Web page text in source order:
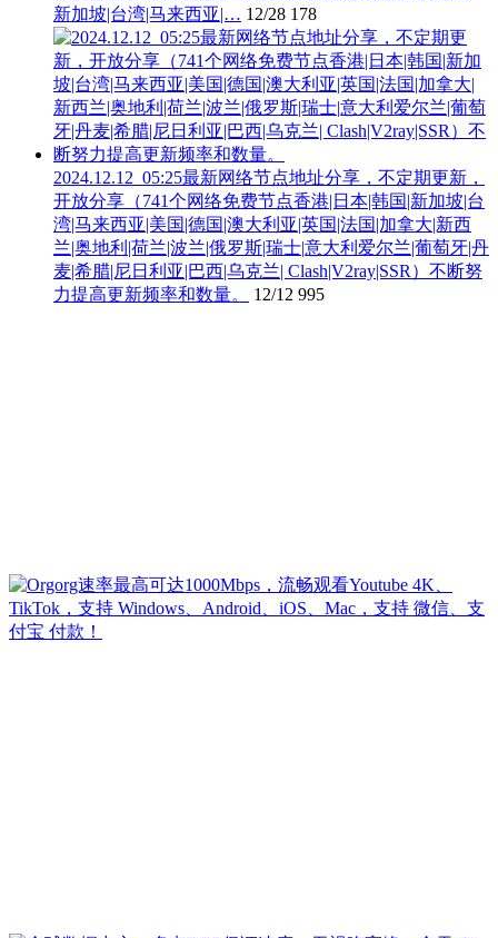
新加坡|台湾|马来西亚|… 12/28 178
2024.12.12_05:25最新网络节点地址分享，不定期更新，
开放分享（741个网络免费节点香港|日本|韩国|新加坡|台
湾|马来西亚|美国|德国|澳大利亚|英国|法国|加拿大|新西
兰|奥地利|荷兰|波兰|俄罗斯|瑞士|意大利爱尔兰|葡萄牙|丹
麦|希腊|尼日利亚|巴西|乌克兰| Clash|V2ray|SSR）不断努
力提高更新频率和数量。
12/12 995